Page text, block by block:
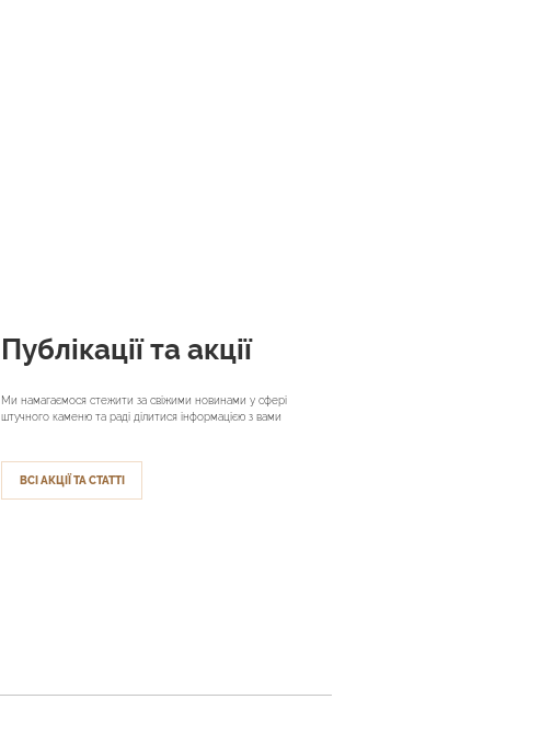
Публікації та акції
Ми намагаємося стежити за свіжими новинами у сфері
штучного каменю та раді ділитися інформацією з вами
ВСІ АКЦІЇ ТА СТАТТІ